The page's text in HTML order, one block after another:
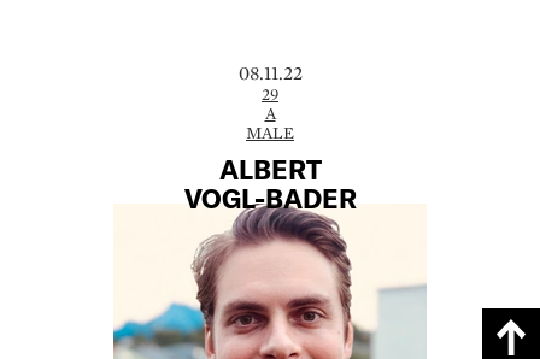
08.11.22
29
A
MALE
ALBERT
VOGL-BADER